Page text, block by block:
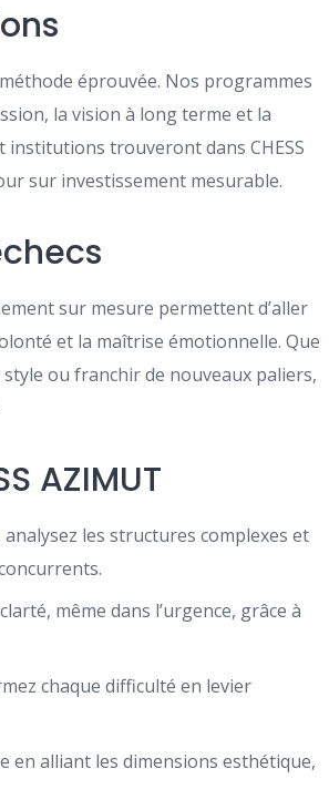
éprouvée. Nos programmes
la vision à long terme et la
institutions trouveront dans CHESS
sur investissement mesurable.
sur mesure permettent d’aller
et la maîtrise émotionnelle. Que
ou franchir de nouveaux paliers,
AZIMUT
les structures complexes et
même dans l’urgence, grâce à
chaque difficulté en levier
en alliant les dimensions esthétique,